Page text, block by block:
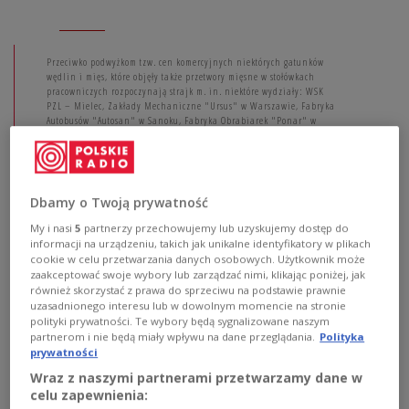
Przeciwko podwyżkom tzw. cen komercyjnych niektórych gatunków
wędlin i mięs, które objęły także przetwory mięsne w stołówkach
pracowniczych rozpoczynają strajk m. in. niektóre wydziały: WSK
PZL – Mielec, Zakłady Mechaniczne "Ursus" w Warszawie, Fabryka
Autobusów "Autosan" w Sanoku, Fabryka Obrabiarek "Ponar" w
Obraduje Biuro Polityczne, które zajmuje się m. in. problemem
zwiększenia produkcji rynkowej i rozwojem drobnego przemysłu.
- Pojawiły się pierwsze przerwy w pracy, o czym oczywiście
nie informowano - komentarz historyka prof. Jerzego Eislera na
temat sytuacji w kraju. (PR, 2005)
2 LIPCA 1980
Dbamy o Twoją prywatność
My i nasi5 partnerzy przechowujemy lub uzyskujemy dostęp do
informacji na urządzeniu, takich jak unikalne identyfikatory w plikach
cookie w celu przetwarzania danych osobowych. Użytkownik może
zaakceptować swoje wybory lub zarządzać nimi, klikając poniżej, jak
również skorzystać z prawa do sprzeciwu na podstawie prawnie
uzasadnionego interesu lub w dowolnym momencie na stronie
polityki prywatności. Te wybory będą sygnalizowane naszym
partnerom i nie będą miały wpływu na dane przeglądania.
Polityka
prywatności
Wraz z naszymi partnerami przetwarzamy dane w
celu zapewnienia: